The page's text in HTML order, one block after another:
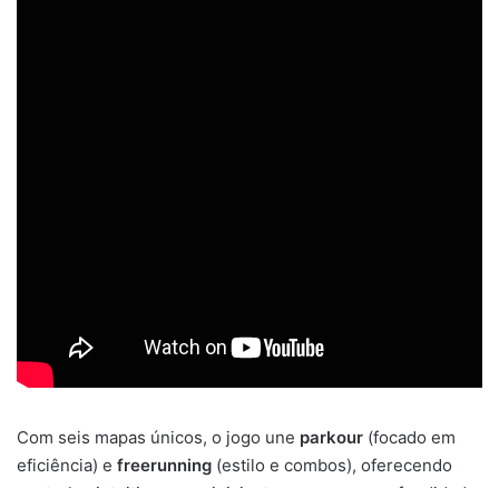
Com seis mapas únicos, o jogo une parkour (focado em
eficiência) e freerunning (estilo e combos), oferecendo